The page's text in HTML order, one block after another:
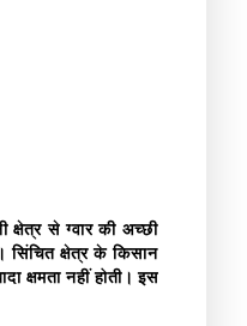
से ग्वार की अच्छी
सिंचित क्षेत्र के किसान
क्षमता नहीं होती। इस